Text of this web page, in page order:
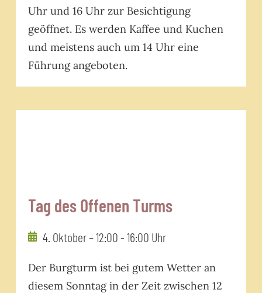
Uhr und 16 Uhr zur Besichtigung
geöffnet. Es werden Kaffee und Kuchen
und meistens auch um 14 Uhr eine
Führung angeboten.
Tag des Offenen Turms
4. Oktober – 12:00-16:00 Uhr
Der Burgturm ist bei gutem Wetter an
diesem Sonntag in der Zeit zwischen 12